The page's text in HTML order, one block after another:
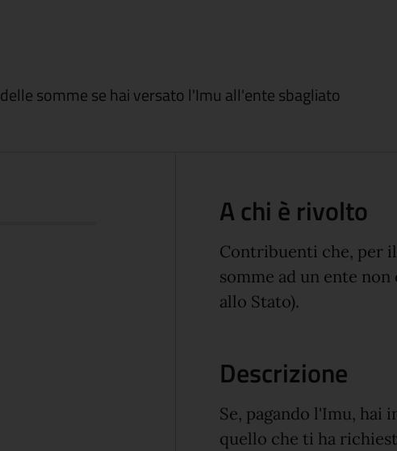
somme se hai versato l'Imu all'ente sbagliato
A chi è rivolto
Contribuenti che, per
somme ad un ente
allo Stato).
Descrizione
Se, pagando l'Imu, hai
quello che ti ha